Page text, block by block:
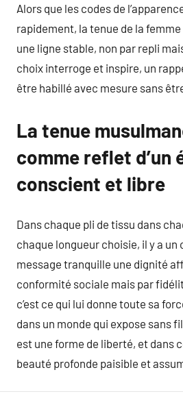
Alors que les codes de
rapidement, la tenue de la
une ligne stable, non par repli
choix interroge et inspire, un
être habillé avec mesure sans
La tenue
comme reflet d’un
conscient et libre
Dans chaque pli de tissu dans
chaque longueur choisie, il y a un
message tranquille une dignité
conformité sociale mais par
c’est ce qui lui donne toute sa
dans un monde qui expose sans
est une forme de liberté, et dans
beauté profonde paisible et